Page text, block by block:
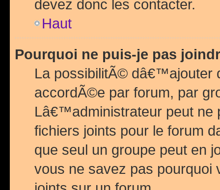
devez donc les contacter.
Haut
Pourquoi ne puis-je pas
La possibilitÃ© dâ€™ajouter
accordÃ©e par forum, par
Lâ€™administrateur peut
fichiers joints pour le forum
que seul un groupe peut en
vous ne savez pas pourquoi